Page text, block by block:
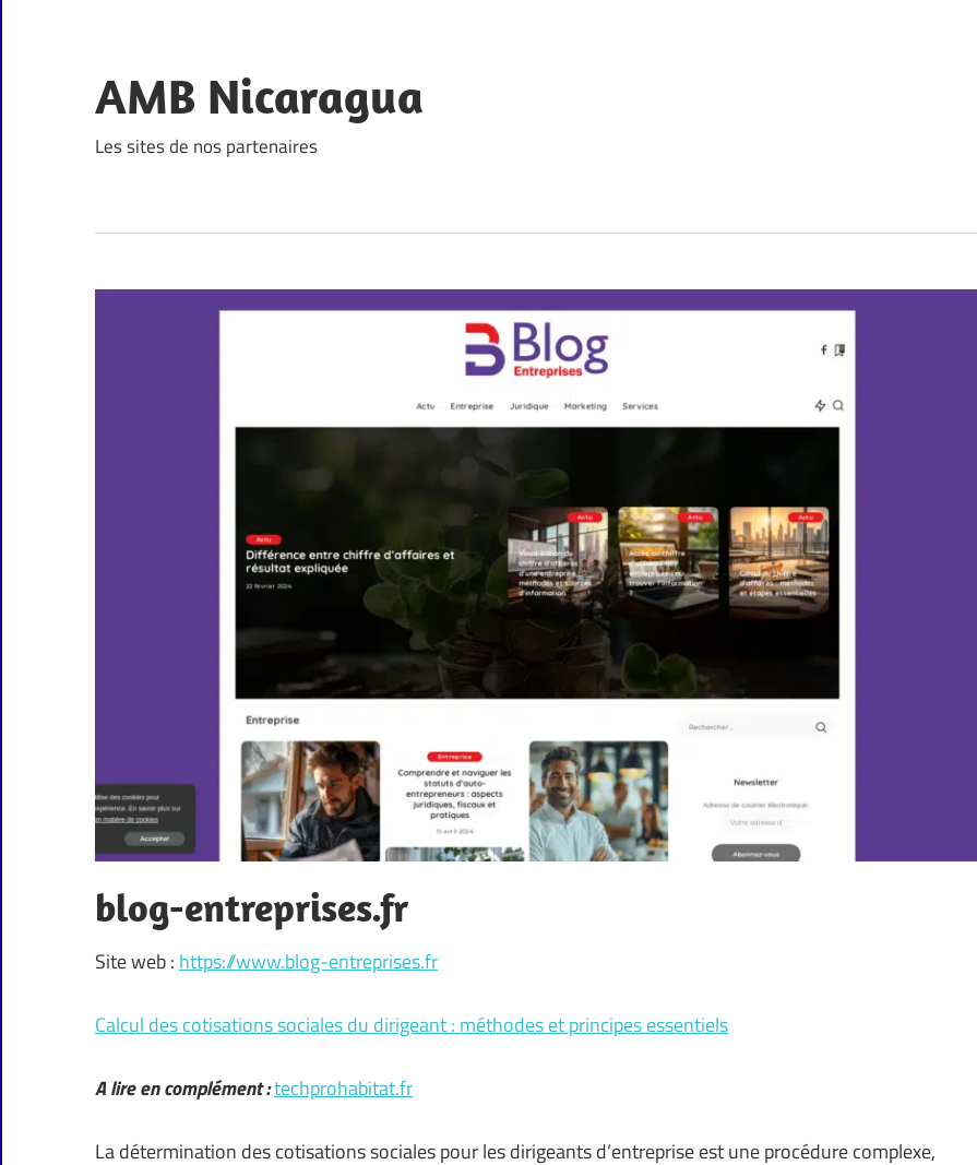
content
AMB Nicaragua
Les sites de nos partenaires
blog-entreprises.fr
Site web : https://www.blog-entreprises.fr
Calcul des cotisations sociales du dirigeant : méthodes et principes essentiels
A lire en complément :techprohabitat.fr
La détermination des cotisations sociales pour les dirigeants d’entreprise est une procédure complexe,